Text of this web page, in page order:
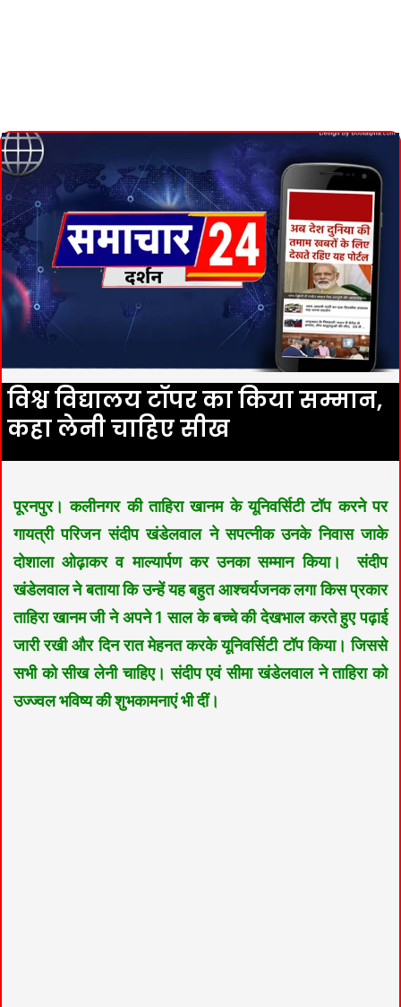
विश्व विद्यालय टॉपर का किया सम्मान,
कहा लेनी चाहिए सीख
पूरनपुर। कलीनगर की ताहिरा खानम के यूनिवर्सिटी टॉप करने पर
गायत्री परिजन संदीप खंडेलवाल ने सपत्नीक उनके निवास जाके
दोशाला ओढ़ाकर व माल्यार्पण कर उनका सम्मान किया।
संदीप
खंडेलवाल ने बताया कि उन्हें यह बहुत आश्चर्यजनक लगा किस प्रकार
ताहिरा खानम जी ने अपने 1 साल के बच्चे की देखभाल करते हुए पढ़ाई
जारी रखी और दिन रात मेहनत करके यूनिवर्सिटी टॉप किया। जिससे
सभी को सीख लेनी चाहिए। संदीप एवं सीमा खंडेलवाल ने ताहिरा को
उज्ज्वल भविष्य की शुभकामनाएं भी दीं।